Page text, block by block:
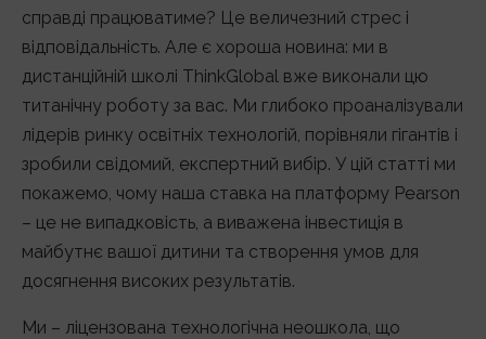
справді працюватиме? Це величезний стрес і
відповідальність. Але є хороша новина: ми в
дистанційній школі ThinkGlobal вже виконали цю
титанічну роботу за вас. Ми глибоко проаналізували
лідерів ринку освітніх технологій, порівняли гігантів і
зробили свідомий, експертний вибір. У цій статті ми
покажемо, чому наша ставка на платформу Pearson
– це не випадковість, а виважена інвестиція в
майбутнє вашої дитини та створення умов для
досягнення високих результатів.
Ми – ліцензована технологічна неошкола, що